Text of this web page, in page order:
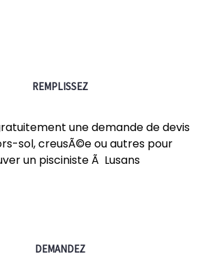
REMPLISSEZ
une demande de devis
sol, creusÃ©e ou autres pour
un pisciniste Ã Lusans
DEMANDEZ